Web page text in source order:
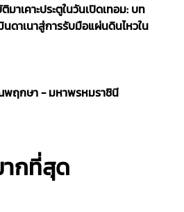
มาเคาะประตูในวันเปิดเทอม: บท
นดาเนาสู่การรับมือแผ่นดินไหวใน
ฤกษา - มหาพรหมราชินี
ากที่สุด